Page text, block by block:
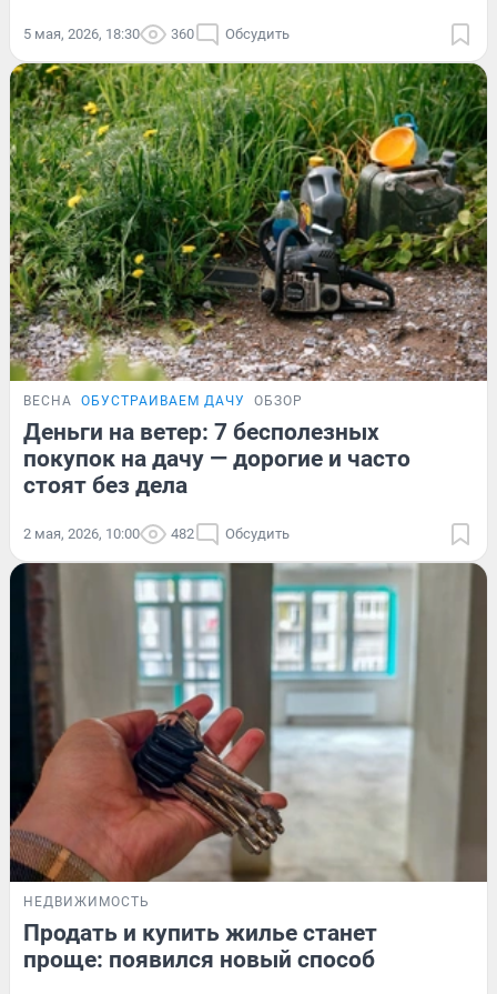
5 мая, 2026, 18:30 360 Обсудить
ВЕСНА ОБУСТРАИВАЕМ ДАЧУ ОБЗОР
Деньги на ветер: 7 бесполезных
покупок на дачу — дорогие и часто
стоят без дела
2 мая, 2026, 10:00 482 Обсудить
НЕДВИЖИМОСТЬ
Продать и купить жилье станет
проще: появился новый способ